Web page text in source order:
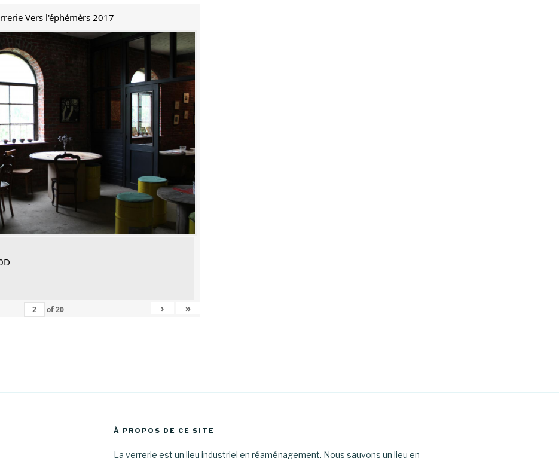
Vers l'éphémèrs 2017
of20 › »
À PROPOS DE CE SITE
La verrerie est un lieu industriel en réaménagement. Nous sauvons un lieu en